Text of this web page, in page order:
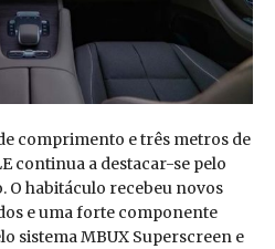
comprimento e três metros de
continua a destacar-se pelo
O habitáculo recebeu novos
e uma forte componente
sistema MBUX Superscreen e